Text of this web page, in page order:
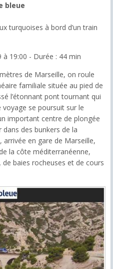
bleue
turquoises à bord d’un train
19:00 - Durée : 44 min
de Marseille, on roule
familiale située au pied de
l’étonnant pont tournant qui
se poursuit sur le
important centre de plongée
des bunkers de la
arrivée en gare de Marseille,
la côte méditerranéenne,
baies rocheuses et de cours